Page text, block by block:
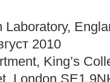
Laboratory,
2010
King’s
London SE1